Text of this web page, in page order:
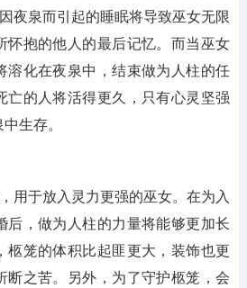
夜泉而引起的睡眠将导致巫女无限
怀抱的他人的最后记忆。而当巫女
溶化在夜泉中，结束做为人柱的任
亡的人将活得更久，只有心灵坚强
生存。
用于放入灵力更强的巫女。在为入
后，做为人柱的力量将能够更加长
柩笼的体积比起匪更大，装饰也更
断之苦。另外，为了守护柩笼，会